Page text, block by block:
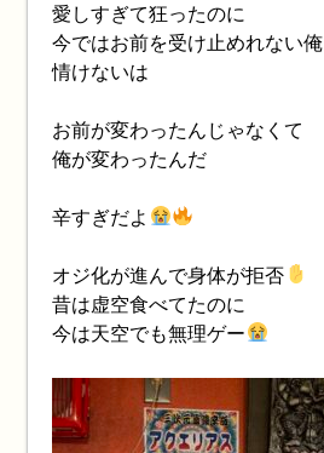
愛しすぎて狂ったのに
今ではお前を受け止めれない俺
情けないは
お前が変わったんじゃなくて
俺が変わったんだ
辛すぎだよ
オジ化が進んで身体が拒否
昔は虚空食べてたのに
今は天空でも無理ゲー